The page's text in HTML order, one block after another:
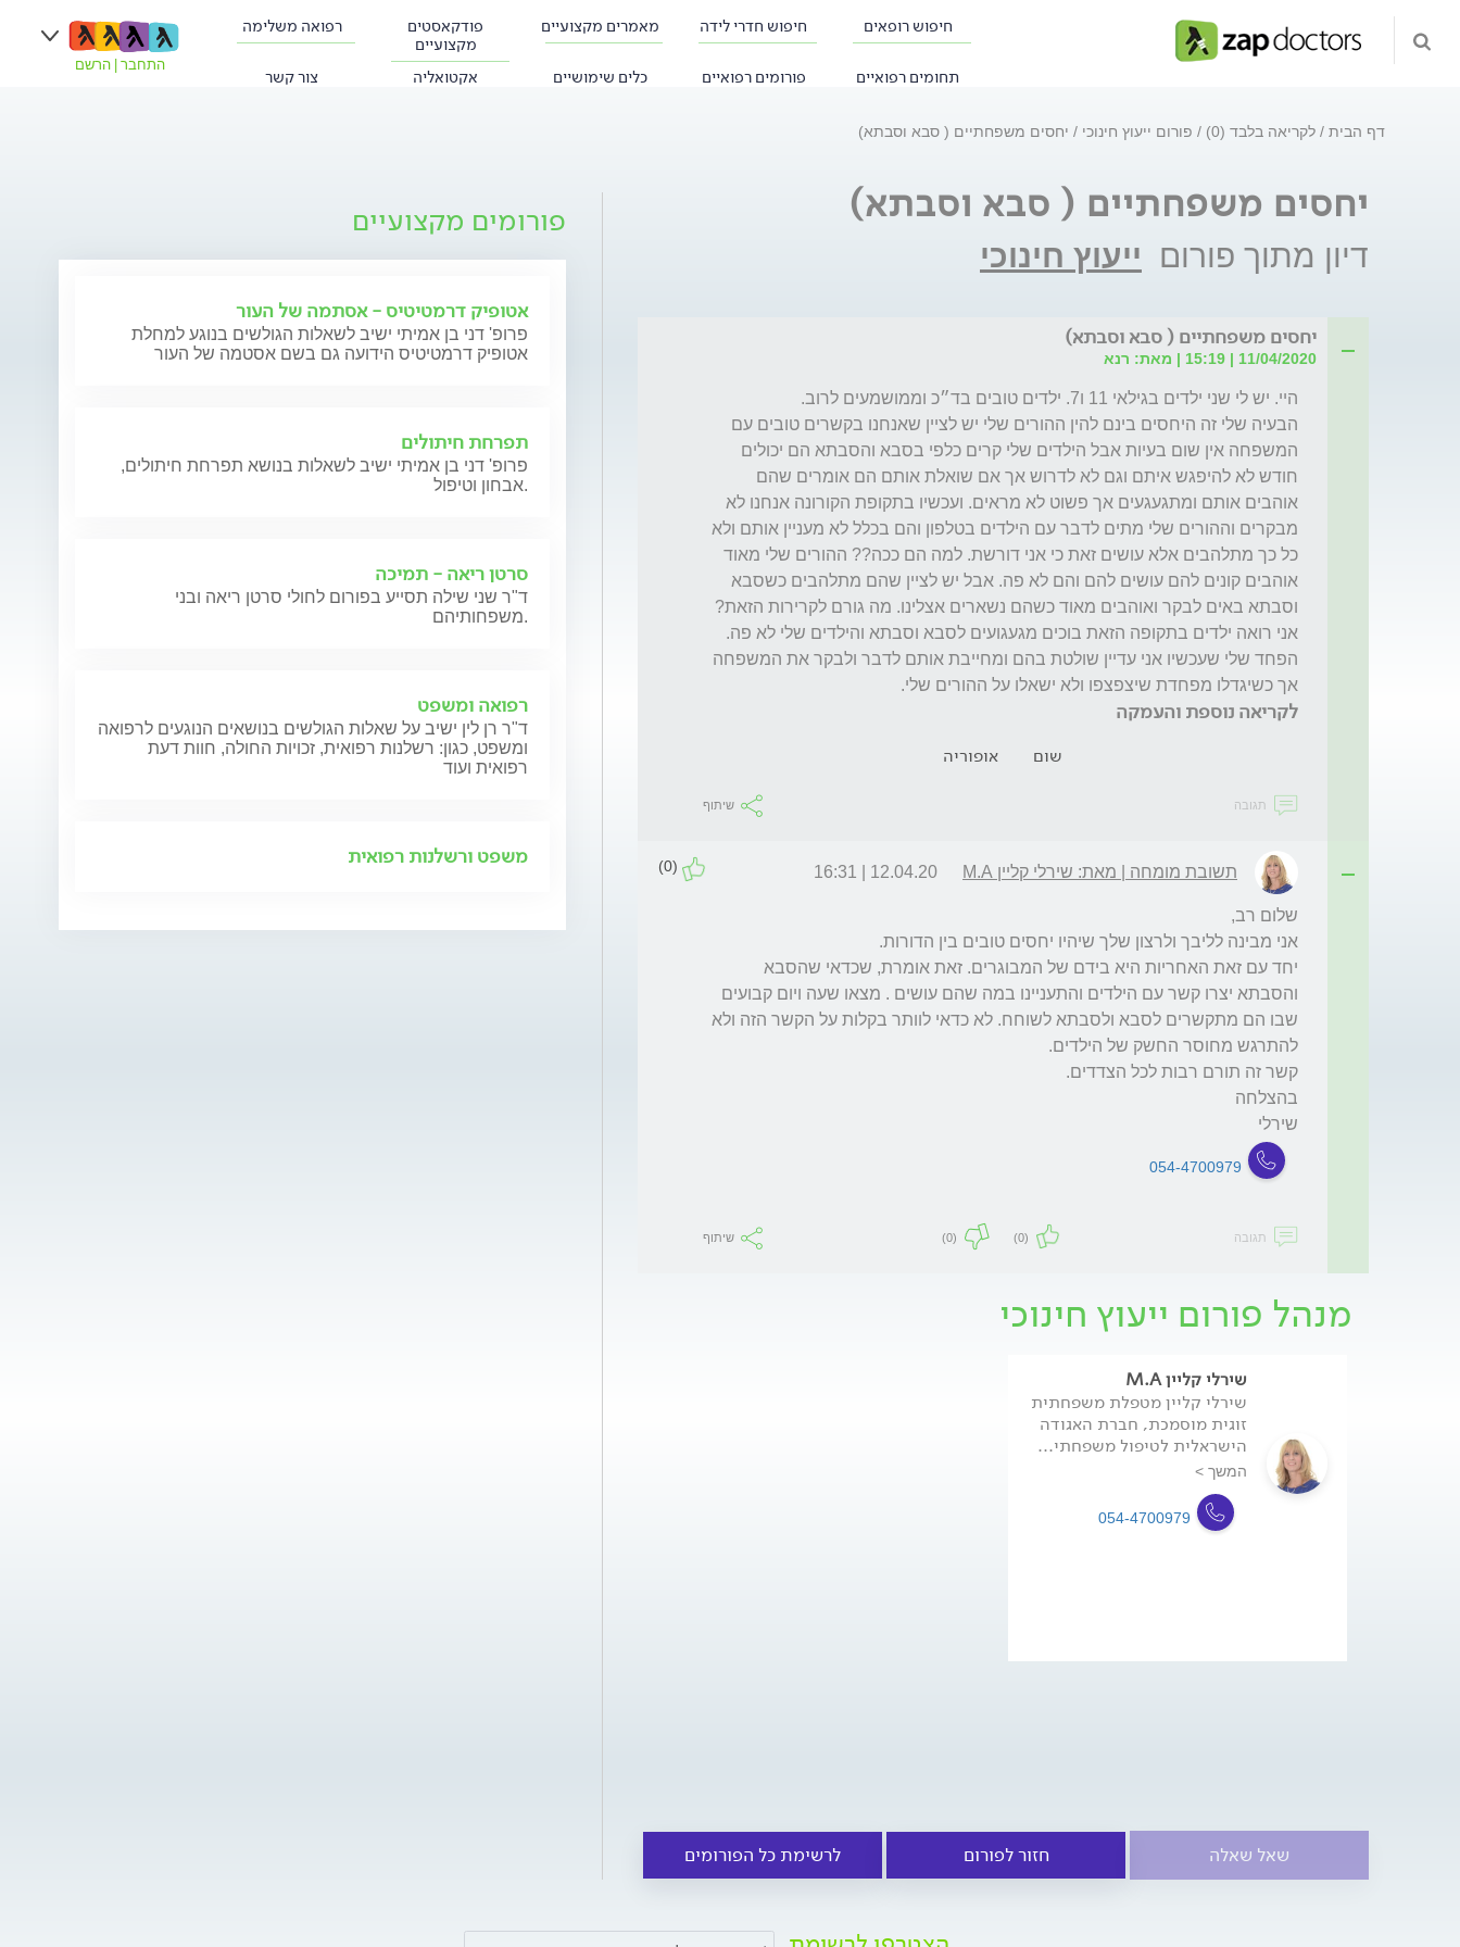
חיפוש רופאים חיפוש חדרי לידה מאמרים מקצועיים
פודקאסטים
מקצועיים
רפואה משלימה
תחומים רפואיים פורומים רפואיים כלים שימושיים אקטואליה צור קשר
התחבר הרשם
דף הבית לקריאה בלבד (0) פורום ייעוץ חינוכי יחסים משפחתיים ( סבא וסבתא)
יחסים משפחתיים ( סבא וסבתא)
דיון מתוך פורום ייעוץ חינוכי
יחסים משפחתיים ( סבא וסבתא)
11/04/2020 | 15:19 | מאת: רנא
אך כשיגדלו מפחדת שיצפצפו ולא ישאלו על ההורים שלי.
לקריאה נוספת והעמקה
שום אופוריה
תגובה שיתוף
תשובת מומחה | מאת: שירלי קליין M.A 12.04.20 | 16:31
(0)
שירלי
054-4700979
תגובה (0)
(0) שיתוף
מנהל פורום ייעוץ חינוכי
שירלי קליין M.A
שירלי קליין מטפלת משפחתית
זוגית מוסמכת, חברת האגודה
הישראלית לטיפול משפחתי...
המשך >
054-4700979
שאל שאלה חזור לפורום לרשימת כל הפורומים
פורומים מקצועיים
אטופיק דרמטיטיס - אסתמה של העור
פרופ' דני בן אמיתי ישיב לשאלות הגולשים בנוגע למחלת
אטופיק דרמטיטיס הידועה גם בשם אסטמה של העור
תפרחת חיתולים
פרופ' דני בן אמיתי ישיב לשאלות בנושא תפרחת חיתולים,
אבחון וטיפול.
סרטן ריאה - תמיכה
ד"ר שני שילה תסייע בפורום לחולי סרטן ריאה ובני
משפחותיהם.
רפואה ומשפט
ד"ר רן לין ישיב על שאלות הגולשים בנושאים הנוגעים לרפואה
ומשפט, כגון: רשלנות רפואית, זכויות החולה, חוות דעת
רפואית ועוד
משפט ורשלנות רפואית